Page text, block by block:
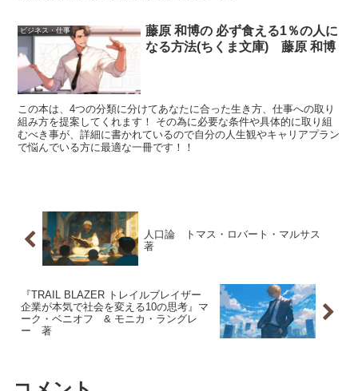
ビジネス・仕事
藤原 和博の 必ず食える1％の人に
なる方法(ちくま文庫) 藤原 和博
この本は、4つの分類に分けてあなたに合った生き方、仕事への取り
組み方を提案してくれます！ その為に必要な条件や具体的に取り組
むべき事が、詳細に書かれているので自分の人生観やキャリアプラン
で悩んでいる方に最適な一冊です！！
人口論 トマス・ロバート・マルサス
著
『TRAIL BLAZER トレイルブレイザー
企業が本気で社会を変える10の思考』マ
ーク・ベニオフ & モニカ・ラングレ
ー 著